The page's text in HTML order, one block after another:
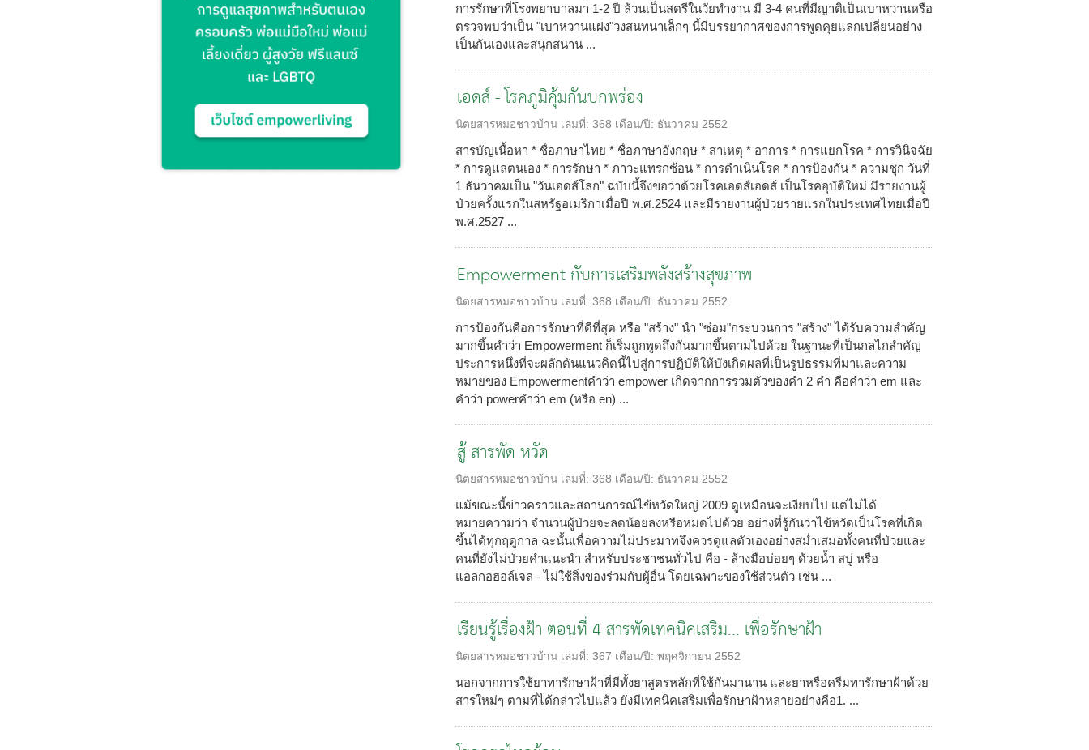
การรักษาที่โรงพยาบาลมา 1-2 ปี ล้วนเป็นสตรีในวัยทำงาน มี 3-4 คนที่มีญาติเป็นเบาหวานหรือ
ตรวจพบว่าเป็น "เบาหวานแฝง"วงสนทนาเล็กๆ นี้มีบรรยากาศของการพูดคุยแลกเปลี่ยนอย่าง
เป็นกันเองและสนุกสนาน ...
เอดส์ - โรคภูมิคุ้มกันบกพร่อง
นิตยสารหมอชาวบ้าน เล่มที่: 368 เดือน/ปี: ธันวาคม 2552
สารบัญเนื้อหา * ชื่อภาษาไทย * ชื่อภาษาอังกฤษ * สาเหตุ * อาการ * การแยกโรค * การวินิจฉัย
* การดูแลตนเอง * การรักษา * ภาวะแทรกซ้อน * การดำเนินโรค * การป้องกัน * ความชุก วันที่
1 ธันวาคมเป็น "วันเอดส์โลก" ฉบับนี้จึงขอว่าด้วยโรคเอดส์เอดส์ เป็นโรคอุบัติใหม่ มีรายงานผู้
ป่วยครั้งแรกในสหรัฐอเมริกาเมื่อปี พ.ศ.2524 และมีรายงานผู้ป่วยรายแรกในประเทศไทยเมื่อปี
พ.ศ.2527 ...
Empowerment กับการเสริมพลังสร้างสุขภาพ
นิตยสารหมอชาวบ้าน เล่มที่: 368 เดือน/ปี: ธันวาคม 2552
การป้องกันคือการรักษาที่ดีที่สุด หรือ "สร้าง" นำ "ซ่อม"กระบวนการ "สร้าง" ได้รับความสำคัญ
มากขึ้นคำว่า Empowerment ก็เริ่มถูกพูดถึงกันมากขึ้นตามไปด้วย ในฐานะที่เป็นกลไกสำคัญ
ประการหนึ่งที่จะผลักดันแนวคิดนี้ไปสู่การปฏิบัติให้บังเกิดผลที่เป็นรูปธรรมที่มาและความ
หมายของ Empowermentคำว่า empower เกิดจากการรวมตัวของคำ 2 คำ คือคำว่า em และ
คำว่า powerคำว่า em (หรือ en) ...
สู้ สารพัด หวัด
นิตยสารหมอชาวบ้าน เล่มที่: 368 เดือน/ปี: ธันวาคม 2552
แม้ขณะนี้ข่าวคราวและสถานการณ์ไข้หวัดใหญ่ 2009 ดูเหมือนจะเงียบไป แต่ไม่ได้
หมายความว่า จำนวนผู้ป่วยจะลดน้อยลงหรือหมดไปด้วย อย่างที่รู้กันว่าไข้หวัดเป็นโรคที่เกิด
ขึ้นได้ทุกฤดูกาล ฉะนั้นเพื่อความไม่ประมาทจึงควรดูแลตัวเองอย่างสม่ำเสมอทั้งคนที่ป่วยและ
คนที่ยังไม่ป่วยคำแนะนำ สำหรับประชาชนทั่วไป คือ - ล้างมือบ่อยๆ ด้วยน้ำ สบู่ หรือ
แอลกอฮอล์เจล - ไม่ใช้สิ่งของร่วมกับผู้อื่น โดยเฉพาะของใช้ส่วนตัว เช่น ...
เรียนรู้เรื่องฝ้า ตอนที่ 4 สารพัดเทคนิคเสริม... เพื่อรักษาฝ้า
นิตยสารหมอชาวบ้าน เล่มที่: 367 เดือน/ปี: พฤศจิกายน 2552
นอกจากการใช้ยาทารักษาฝ้าที่มีทั้งยาสูตรหลักที่ใช้กันมานาน และยาหรือครีมทารักษาฝ้าด้วย
สารใหม่ๆ ตามที่ได้กล่าวไปแล้ว ยังมีเทคนิคเสริมเพื่อรักษาฝ้าหลายอย่างคือ1. ...